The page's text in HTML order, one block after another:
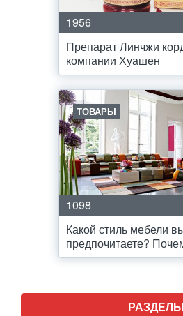
1956
Препарат Линчжи
компании Хуашен
ТОВАРЫ
1098
Какой стиль мебели
предпочитаете?
РАЗДЕЛЫ